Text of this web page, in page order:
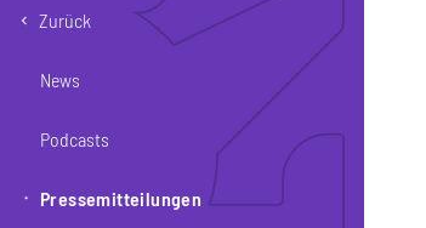
Zurück
News
Podcasts
Pressemitteilungen